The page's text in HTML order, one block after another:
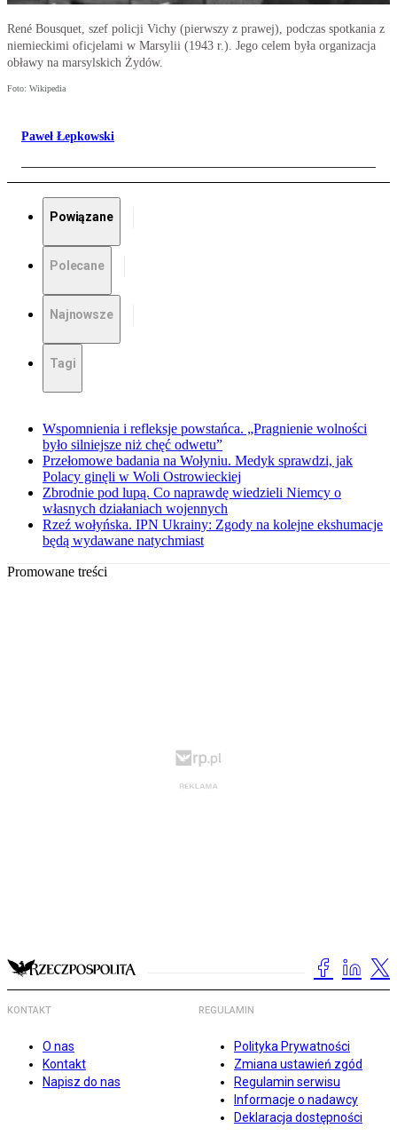
René Bousquet, szef policji Vichy (pierwszy z prawej), podczas spotkania z
niemieckimi oficjelami w Marsylii (1943 r.). Jego celem była organizacja
obławy na marsylskich Żydów.
Foto: Wikipedia
Paweł Łepkowski
Powiązane
Polecane
Najnowsze
Tagi
Wspomnienia i refleksje powstańca. „Pragnienie wolności
było silniejsze niż chęć odwetu”
Przełomowe badania na Wołyniu. Medyk sprawdzi, jak
Polacy ginęli w Woli Ostrowieckiej
Zbrodnie pod lupą. Co naprawdę wiedzieli Niemcy o
własnych działaniach wojennych
Rzeź wołyńska. IPN Ukrainy: Zgody na kolejne ekshumacje
będą wydawane natychmiast
Promowane treści
KONTAKT
O nas
Kontakt
Napisz do nas
REGULAMIN
Polityka Prywatności
Zmiana ustawień zgód
Regulamin serwisu
Informacje o nadawcy
Deklaracja dostępności